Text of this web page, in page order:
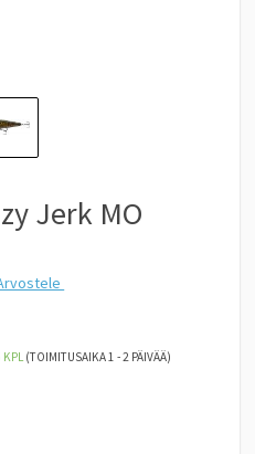
Jerk MO
KPL(TOIMITUSAIKA 1 - 2 PÄIVÄÄ)